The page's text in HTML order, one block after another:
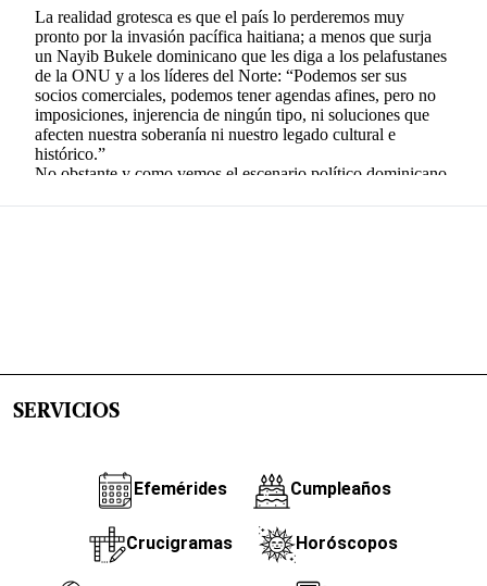
SERVICIOS
Efemérides Cumpleaños
Crucigramas Horóscopos